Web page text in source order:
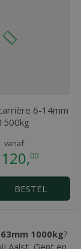
6-14mm
vanaf
120,00
BESTEL
1000kg?